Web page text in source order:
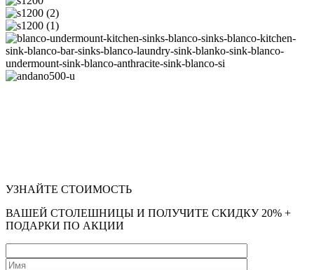
УЗНАЙТЕ СТОИМОСТЬ
ВАШЕЙ СТОЛЕШНИЦЫ И ПОЛУЧИТЕ СКИДКУ 20% +
ПОДАРКИ ПО АКЦИИ